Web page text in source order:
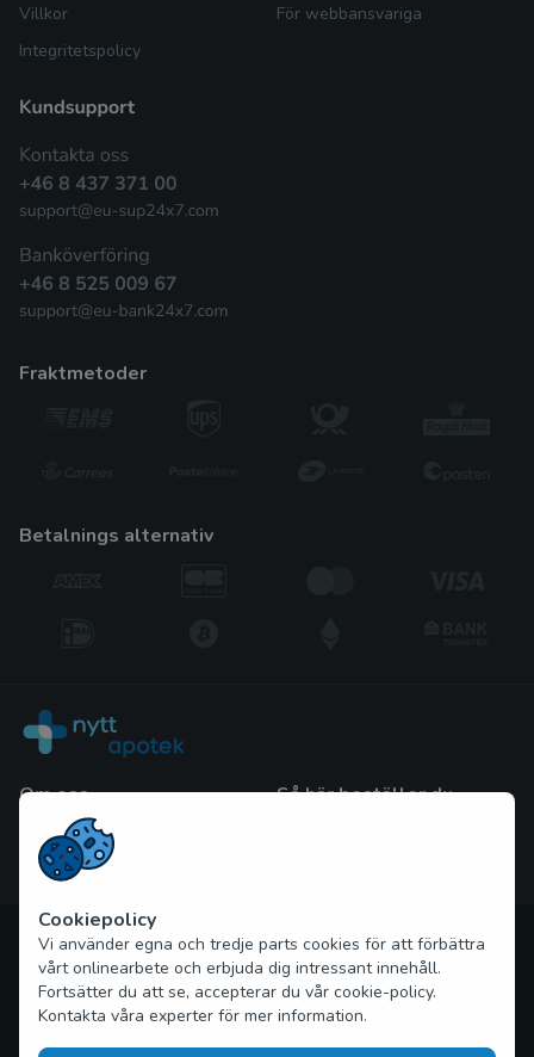
Villkor
Integritetspolicy
För webbansvariga
fraktmetoder
betalnings alternativ
Om oss
Frågor och Svar
Kontakta oss
Så här beställer du
Upphovsrätt © 2026 nytt-apotek.com Alla rättigheter
förbehållna
Cookiepolicy
Vi använder egna och tredje parts cookies för att förbättra
vårt onlinearbete och erbjuda dig intressant innehåll.
Fortsätter du att se, accepterar du vår cookie-policy.
Kontakta våra experter för mer information.